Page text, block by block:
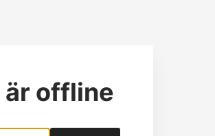
är offline